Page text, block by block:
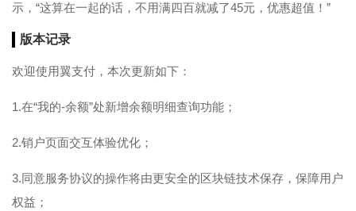
示，“这算在一起的话，不用满四百就减了45元，优惠超值！”
版本记录
欢迎使用翼支付，本次更新如下：
1.在“我的-余额”处新增余额明细查询功能；
2.销户页面交互体验优化；
3.同意服务协议的操作将由更安全的区块链技术保存，保障用户
权益；